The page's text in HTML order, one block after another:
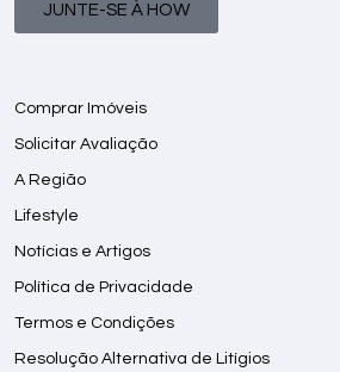
JUNTE-SE À HOW
Comprar Imóveis
Solicitar Avaliação
A Região
Lifestyle
Notícias e Artigos
Política de Privacidade
Termos e Condições
Resolução Alternativa de Litígios